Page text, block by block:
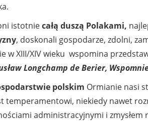
istotniecałą duszą Polakami,
, doskonali gospodarze, zdolni,
w XIII/XIV wieku wspomina
Longchamp de Berier,
polskim Ormianie nasi
temperamentowi, niekiedy nawet
administracyjnymi i